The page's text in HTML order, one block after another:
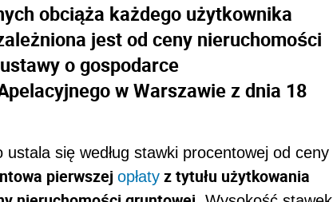
obciąża każdego użytkownika
jest od ceny nieruchomości
o gospodarce
w Warszawie z dnia 18
ustala się według stawki procentowej od ceny
pierwszej opłaty z tytułu użytkowania